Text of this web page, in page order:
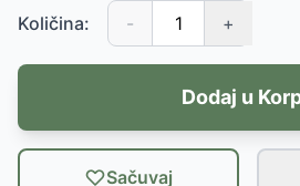
Količina: - +
Dodaj u
Sačuvaj